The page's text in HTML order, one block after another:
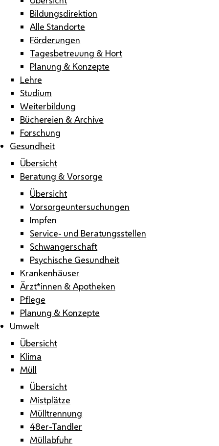
Bildungsdirektion
Alle Standorte
Förderungen
Tagesbetreuung & Hort
Planung & Konzepte
Lehre
Studium
Weiterbildung
Büchereien & Archive
Forschung
Gesundheit
Übersicht
Beratung & Vorsorge
Übersicht
Vorsorgeuntersuchungen
Impfen
Service- und Beratungsstellen
Schwangerschaft
Psychische Gesundheit
Krankenhäuser
Ärzt*innen & Apotheken
Pflege
Planung & Konzepte
Umwelt
Übersicht
Klima
Müll
Übersicht
Mistplätze
Mülltrennung
48er-Tandler
Müllabfuhr